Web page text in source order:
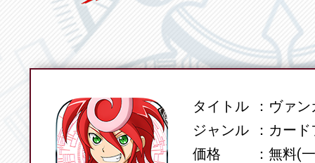
SPECタイトル
ヴァン
ジャンル
カード
価格
無料(